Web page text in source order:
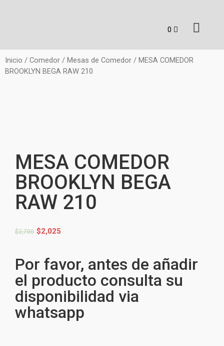
Inicio / Comedor / Mesas de Comedor / MESA COMEDOR
BROOKLYN BEGA RAW 210
MESA COMEDOR
BROOKLYN BEGA
RAW 210
$2,700 $2,025
Por favor, antes de añadir
el producto consulta su
disponibilidad via
whatsapp